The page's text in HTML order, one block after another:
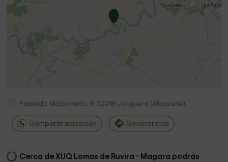
Poblado Maldonado, 5 02248 Jorquera (Albacete)
Compartir ubicación Generar ruta
Cerca de XUQ Lomas de Ruvira - Magara podrás